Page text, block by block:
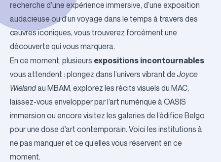
recherche d’une expérience immersive, d’une exposition
audacieuse ou d’un voyage dans le temps à travers des
œuvres iconiques, vous trouverez forcément une
découverte qui vous marquera.
En ce moment, plusieurs expositions incontournables
vous attendent : plongez dans l’univers vibrant de Joyce
Wielandau MBAM, explorez les récits visuels du MAC,
laissez-vous envelopper par l’art numérique à OASIS
immersion ou encore visitez les galeries de l’édifice Belgo
pour une dose d’art contemporain. Voici les institutions à
ne pas manquer et ce qu’elles vous réservent en ce
moment.